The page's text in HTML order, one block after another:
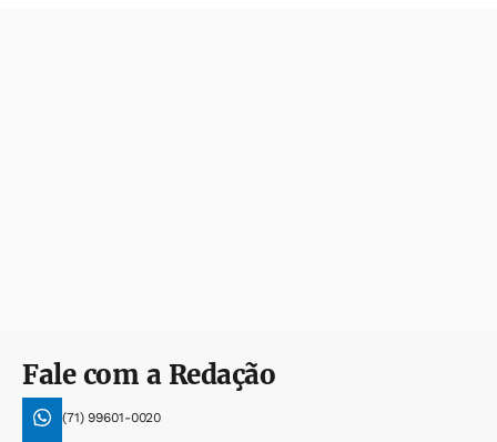
Fale com a Redação
(71) 99601-0020